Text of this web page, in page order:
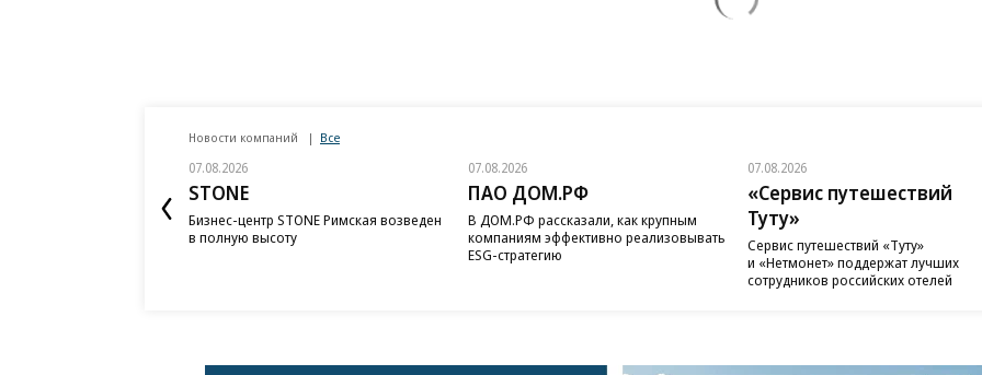
Новости компаний Все
07.08.2026
STONE
Бизнес-центр STONE Римская возведен
в полную высоту
07.08.2026
ПАО ДОМ.РФ
В ДОМ.РФ рассказали, как крупным
компаниям эффективно реализовывать
ESG-стратегию
07.08.2026
«Сервис путешествий
Туту»
Сервис путешествий «Туту»
и «Нетмонет» поддержат лучших
сотрудников российских отелей